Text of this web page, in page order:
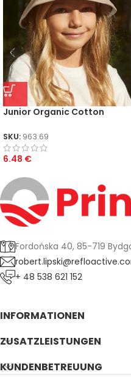
Junior Organic Cotton
SKU: 963.69
6.48 €
Fordońska 40, 85-719
+ 48 538 621 152
INFORMATIONEN
ZUSATZLEISTUNGEN
KUNDENBETREUUNG